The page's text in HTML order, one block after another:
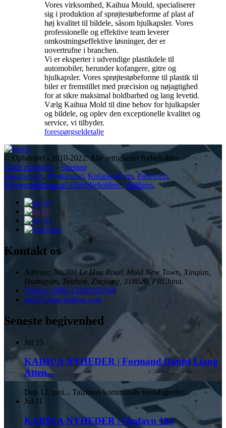
Vores virksomhed, Kaihua Mould, specialiserer
sig i produktion af sprøjtestøbeforme af plast af
høj kvalitet til bildele, såsom hjulkapsler. Vores
professionelle og effektive team leverer
omkostningseffektive løsninger, der er
uovertrufne i branchen.
Vi er eksperter i udvendige plastikdele til
automobiler, herunder kofangere, gitre og
hjulkapsler. Vores sprøjtestøbeforme til plastik til
biler er fremstillet med præcision og nøjagtighed
for at sikre maksimal holdbarhed og lang levetid.
Vælg Kaihua Mold til dine behov for hjulkapsler
og bildele, og oplev den exceptionelle kvalitet og
service, vi tilbyder.
forespørgseldetalje
© Ophavsret - 2010-2022: Alle rettigheder forbeholdes.
Hotte produkter- Sitemap
Bilsøjleform, IP-skimmel, Kofangerform, Palleform,
Sprøjtestøbeform til affaldsbeholdere, Stolform,
Kontakt os
Adresse: No.301 Le Hua Road, Mold New Town, Xinqian,
Huangyan, Taizhou, Zhejiang, 318020, PRChina.
Telefon: 0086-13586195760
info@china-kaihua.com
Seneste begivenhed
Jul 15
KAIHUA NYHEDER | Formand Daniel Liang
Atten...
Den 12. juni... Taizhous kommunale myndigheder...
Jul 11
KAIHUA NYHEDER | Omfavn 10x